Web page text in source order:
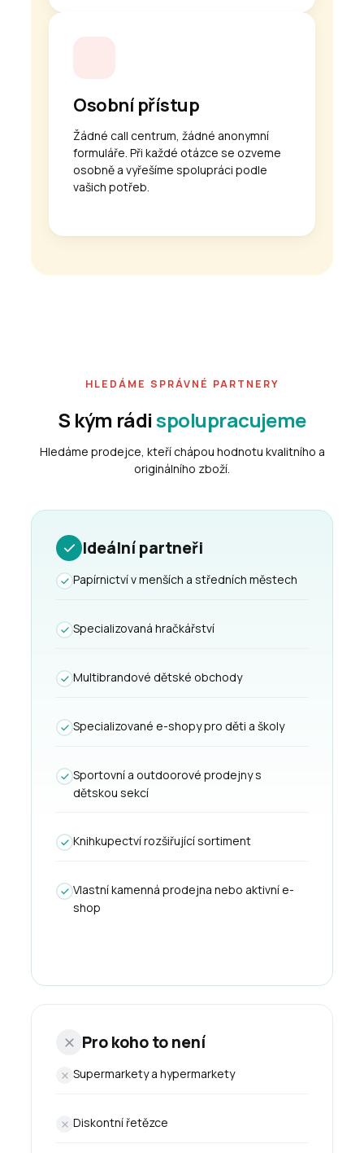
Osobní přístup
Žádné call centrum, žádné anonymní
formuláře. Při každé otázce se ozveme
osobně a vyřešíme spolupráci podle
vašich potřeb.
HLEDÁME SPRÁVNÉ PARTNERY
S kým rádispolupracujeme
Hledáme prodejce, kteří chápou hodnotu kvalitního a
originálního zboží.
Ideální partneři
Papírnictví v menších a středních městech
Specializovaná hračkářství
Multibrandové dětské obchody
Specializované e-shopy pro děti a školy
Sportovní a outdoorové prodejny s
dětskou sekcí
Knihkupectví rozšiřující sortiment
Vlastní kamenná prodejna nebo aktivní e-
shop
Pro koho to není
Supermarkety a hypermarkety
Diskontní řetězce